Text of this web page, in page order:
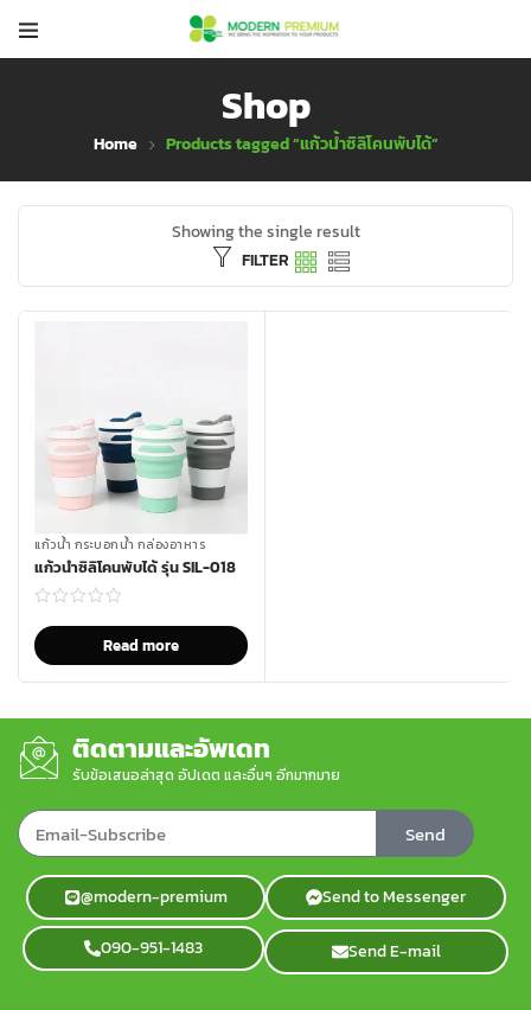
Shop
Home Products tagged “แก้วน้ำซิลิโคนพับได้”
Showing the single result
FILTER
แก้วน้ำ กระบอกน้ำ กล่องอาหาร
แก้วน้ำซิลิโคนพับได้ รุ่น SIL-018
Read more
ติดตามและอัพเดท
รับข้อเสนอล่าสุด อัปเดต และอื่นๆ อีกมากมาย
Send
@modern-premium Send to Messenger
090-951-1483 Send E-mail